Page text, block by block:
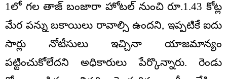
1లో గల తాజ్ బంజారా హోటల్ నుంచి రూ.1.43 కోట్ల
మేర పన్ను బకాయిలు రావాల్సి ఉందని, ఇప్పటికే ఐదు
సార్లు నోటీసులు ఇచ్చినా యాజమాన్యం
పట్టించుకోలేదని అధికారులు పేర్కొన్నారు. రెండు